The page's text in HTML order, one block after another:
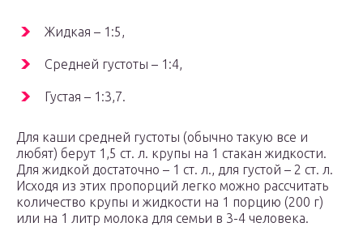
Жидкая – 1:5,
Средней густоты – 1:4,
Густая – 1:3,7.
Для каши средней густоты (обычно такую все и
любят) берут 1,5 ст. л. крупы на 1 стакан жидкости.
Для жидкой достаточно – 1 ст. л., для густой – 2 ст. л.
Исходя из этих пропорций легко можно рассчитать
количество крупы и жидкости на 1 порцию (200 г)
или на 1 литр молока для семьи в 3-4 человека.